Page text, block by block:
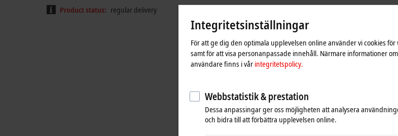
Product status: regular delivery
Integritetsinställningar
För att ge dig den optimala upplevelsen online använder vi cookies
samt för att visa personanpassade innehåll. Närmare informationer
användare finns i vår integritetspolicy.
Webbstatistik & prestation
Dessa anpassingar ger oss möjligheten att analysera
och bidra till att förbättra upplevelsen online.